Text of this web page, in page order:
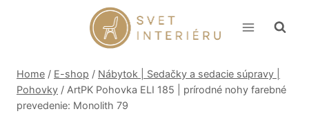
Home / E-shop / Nábytok | Sedačky a sedacie súpravy |
Pohovky / ArtPK Pohovka ELI 185 | prírodné nohy farebné
prevedenie: Monolith 79